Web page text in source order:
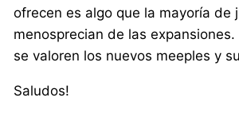
ofrecen es algo que la mayoría de
menosprecian de las
se valoren los nuevos meeples y
Saludos!